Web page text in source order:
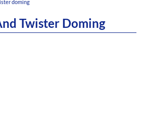
doming
Twister Doming